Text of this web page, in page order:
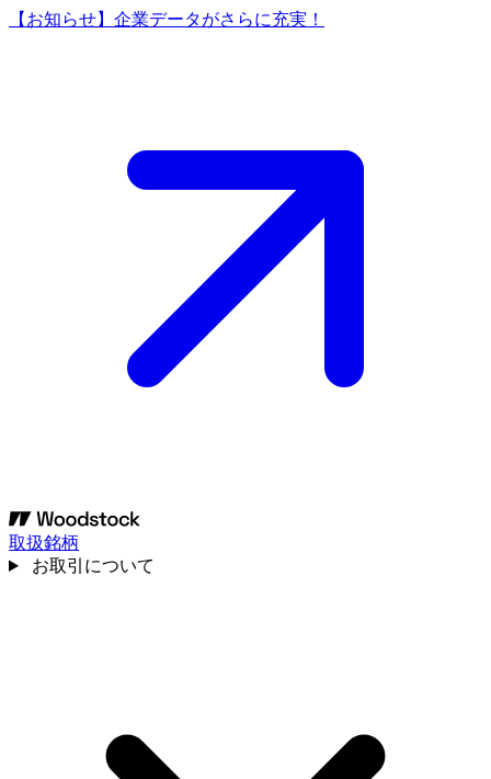
【お知らせ】企業データがさらに充実！
取扱銘柄
お取引について